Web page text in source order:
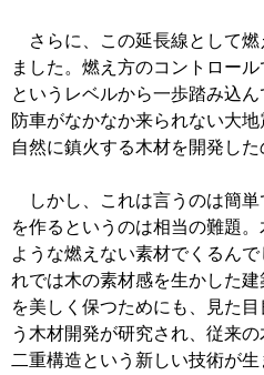
さらに、この延長線として燃
ました。燃え方のコントロー
というレベルから一歩踏み込
防車がなかなか来られない大地
自然に鎮火する木材を開発した
しかし、これは言うのは簡単
を作るというのは相当の難題
ような燃えない素材でくるん
れでは木の素材感を生かした
を美しく保つためにも、見た
う木材開発が研究され、従来
二重構造という新しい技術が生